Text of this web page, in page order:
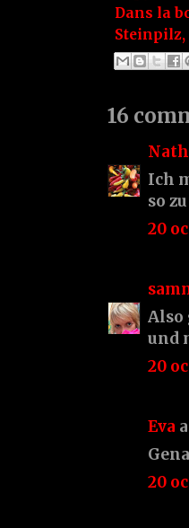
Dans la
Steinpilz,
16
Ich
so
20
Also
und
20
Eva
20